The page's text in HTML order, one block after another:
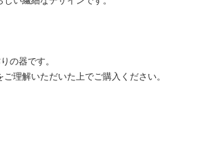
の器です。
ご理解いただいた上でご購入ください。